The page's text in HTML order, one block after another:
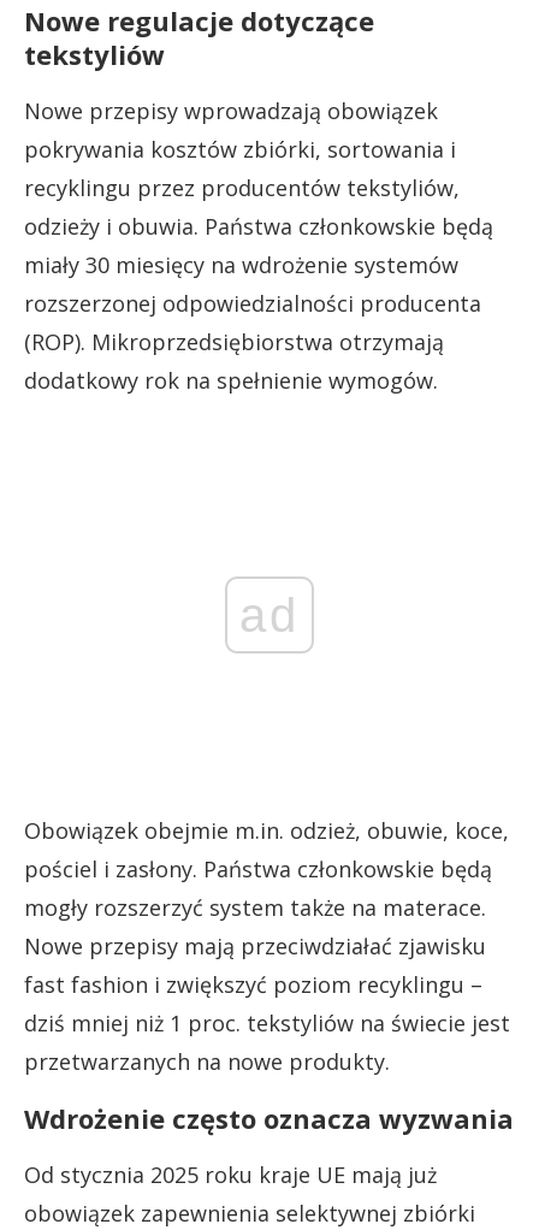
Nowe regulacje dotyczące
tekstyliów
Nowe przepisy wprowadzają obowiązek
pokrywania kosztów zbiórki, sortowania i
recyklingu przez producentów tekstyliów,
odzieży i obuwia. Państwa członkowskie będą
miały 30 miesięcy na wdrożenie systemów
rozszerzonej odpowiedzialności producenta
(ROP). Mikroprzedsiębiorstwa otrzymają
dodatkowy rok na spełnienie wymogów.
ad
Obowiązek obejmie m.in. odzież, obuwie, koce,
pościel i zasłony. Państwa członkowskie będą
mogły rozszerzyć system także na materace.
Nowe przepisy mają przeciwdziałać zjawisku
fast fashion i zwiększyć poziom recyklingu –
dziś mniej niż 1 proc. tekstyliów na świecie jest
przetwarzanych na nowe produkty.
Wdrożenie często oznacza wyzwania
Od stycznia 2025 roku kraje UE mają już
obowiązek zapewnienia selektywnej zbiórki